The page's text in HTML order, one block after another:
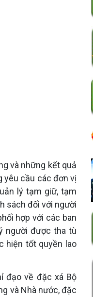
và những kết quả
yêu cầu các đơn vị
lý tạm giữ, tạm
sách đối với người
hợp với các ban
người được tha tù
hiện tốt quyền lao
đạo về đặc xá Bộ
và Nhà nước, đặc